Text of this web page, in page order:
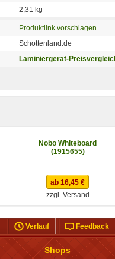
2,31 kg
Produktlink vorschlagen
Schottenland.de
Laminiergerät-
Nobo Whiteboard
(1915655)
ab 16,45 €
zzgl. Versand
Verlauf Feedback
Shops